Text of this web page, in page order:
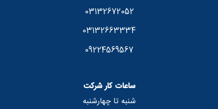
03132672052
03132663334
09224569567
ساعات کار شرکت
شنبه تا چهارشنبه